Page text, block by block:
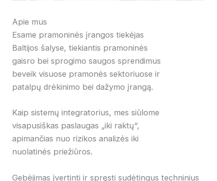
Apie mus
Esame pramoninės įrangos tiekėjas
Baltijos šalyse, tiekiantis pramoninės
gaisro bei sprogimo saugos sprendimus
beveik visuose pramonės sektoriuose ir
patalpų drėkinimo bei dažymo įrangą.
Kaip sistemų integratorius, mes siūlome
visapusiškas paslaugas „iki raktų“,
apimančias nuo rizikos analizės iki
nuolatinės priežiūros.
Gebėjimas įvertinti ir spręsti sudėtingus techninius